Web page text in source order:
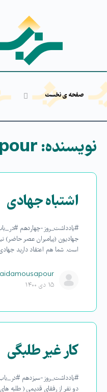
صفحه ی نخست
نویسنده:
اشتباه جهادی
#یادداشت_روز-چهاردهم
جهادیون (پیامبران عصر حاضر)
است. شما هم اعتقاد دارید
aidamousapour
۱۵ دی ۱۴۰۰
کار غیر طلبگی
#یادداشت_روز-سیزدهم
دو نفر از رفقای قدیمی ( طلبه